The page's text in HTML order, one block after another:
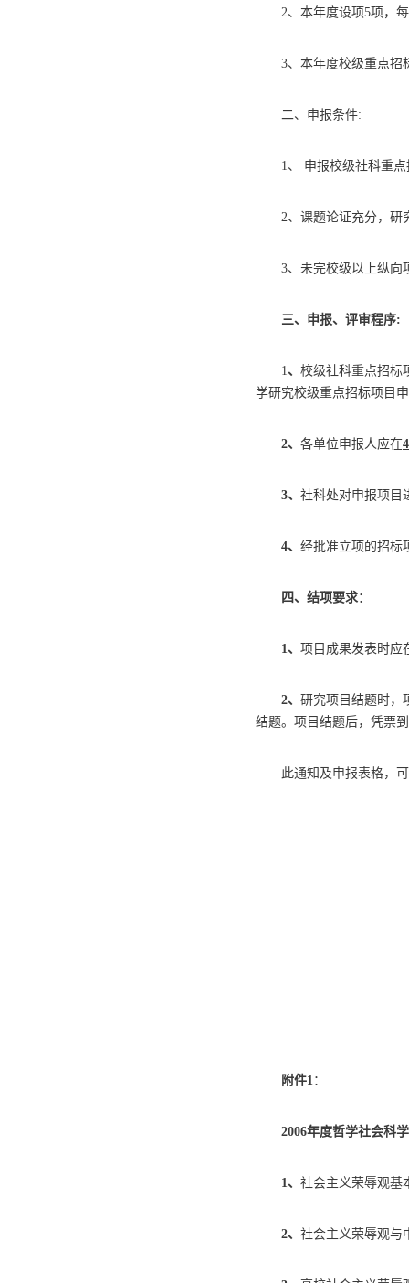
2、本年度设项5项，
3、本年度校级重点招
二、申报条件:
1、 申报校级社科重点
2、课题论证充分，研
3、未完校级以上纵向
三、申报、评审程序:
1、 校级社科重点招标
学研究校级重点招标项目
2、 各单位申报人应在
3、 社科处对申报项目
4、 经批准立项的招标
四、结项要求：
1、 项目成果发表时应
2、 研究项目结题时，
结题。项目结题后，凭票
此通知及申报表格，
附件1：
2006年度哲学社会科
1、 社会主义荣辱观基
2、 社会主义荣辱观与